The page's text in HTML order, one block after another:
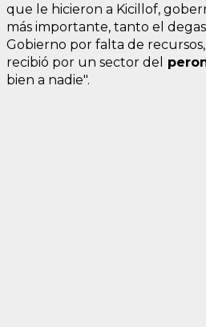
que le hicieron a Kicillof,
más importante, tanto el
Gobierno por falta de
recibió por un sector del
bien a nadie".